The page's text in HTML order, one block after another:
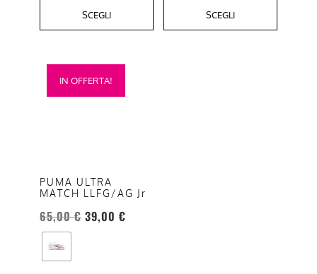
SCEGLI SCEGLI
IN OFFERTA!
PUMA ULTRA
MATCH LLFG/AG Jr
65,00€ 39,00 €
Questo
prodotto
opzioni
possono
essere
scelte
nella